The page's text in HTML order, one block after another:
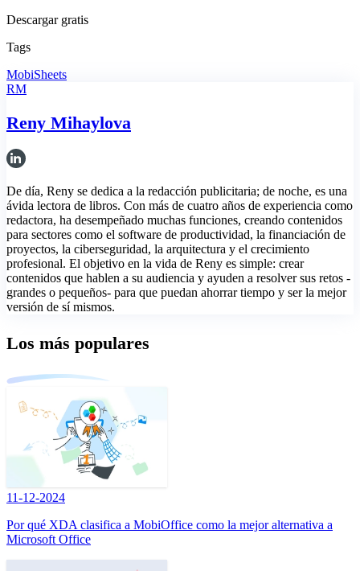
Descargar gratis
Tags
MobiSheets
RM
Reny Mihaylova
De día, Reny se dedica a la redacción publicitaria; de noche, es una
ávida lectora de libros. Con más de cuatro años de experiencia como
redactora, ha desempeñado muchas funciones, creando contenidos
para sectores como el software de productividad, la financiación de
proyectos, la ciberseguridad, la arquitectura y el crecimiento
profesional. El objetivo en la vida de Reny es simple: crear
contenidos que hablen a su audiencia y ayuden a resolver sus retos -
grandes o pequeños- para que puedan ahorrar tiempo y ser la mejor
versión de sí mismos.
Los más populares
11-12-2024
Por qué XDA clasifica a MobiOffice como la mejor alternativa a
Microsoft Office